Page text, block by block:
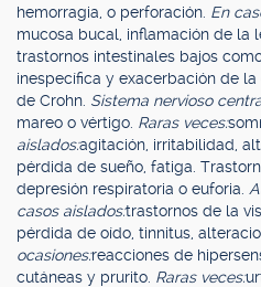
hemorragia, o perforación. En
mucosa bucal, inflamación de la
trastornos intestinales bajos
inespecífica y exacerbación de
de Crohn. Sistema nervioso
mareo o vértigo. Raras veces:
aislados:agitación, irritabilidad,
pérdida de sueño, fatiga.
depresión respiratoria o euforia.
casos aislados:trastornos de la
pérdida de oído, tinnitus,
ocasiones:reacciones de
cutáneas y prurito. Raras veces: